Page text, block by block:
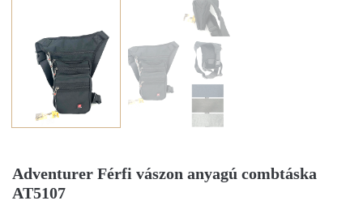
Adventurer Férfi vászon anyagú combtáska
AT5107